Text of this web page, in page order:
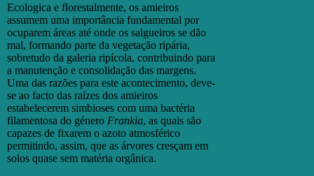
Ecologica e florestalmente, os amieiros
assumem uma importância fundamental por
ocuparem áreas até onde os salgueiros se dão
mal, formando parte da vegetação ripária,
sobretudo da galeria ripícola, contribuindo para
a manutenção e consolidação das margens.
Uma das razões para este acontecimento, deve-
se ao facto das raízes dos amieiros
estabelecerem simbioses com uma bactéria
filamentosa do género Frankia, as quais são
capazes de fixarem o azoto atmosférico
permitindo, assim, que as árvores cresçam em
solos quase sem matéria orgânica.